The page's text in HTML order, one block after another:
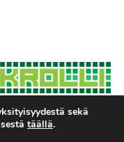
sekä
täällä.